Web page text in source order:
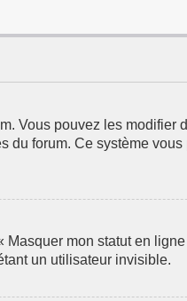
Vous pouvez les modifier
forum. Ce système
mon statut en
un utilisateur invisible.